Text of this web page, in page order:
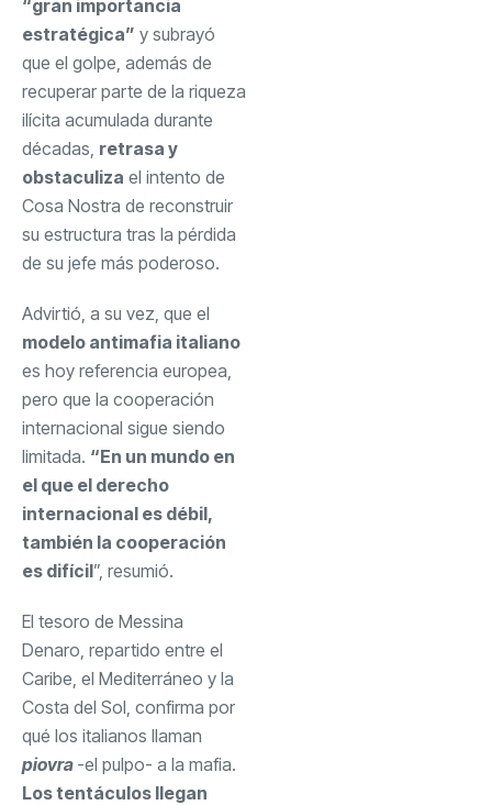
“gran importancia
estratégica” y subrayó
que el golpe, además de
recuperar parte de la riqueza
ilícita acumulada durante
décadas, retrasa y
obstaculiza el intento de
Cosa Nostra de reconstruir
su estructura tras la pérdida
de su jefe más poderoso.
Advirtió, a su vez, que el
modelo antimafia italiano
es hoy referencia europea,
pero que la cooperación
internacional sigue siendo
limitada. “En un mundo en
el que el derecho
internacional es débil,
también la cooperación
es difícil”, resumió.
El tesoro de Messina
Denaro, repartido entre el
Caribe, el Mediterráneo y la
Costa del Sol, confirma por
qué los italianos llaman
piovra -el pulpo- a la mafia.
Los tentáculos llegan